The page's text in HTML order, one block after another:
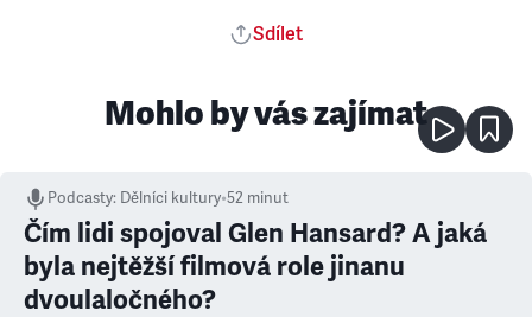
Sdílet
Mohlo by vás zajímat
Podcasty: Dělníci kultury•52 minut
Čím lidi spojoval Glen Hansard? A jaká
byla nejtěžší filmová role jinanu
dvoulaločného?